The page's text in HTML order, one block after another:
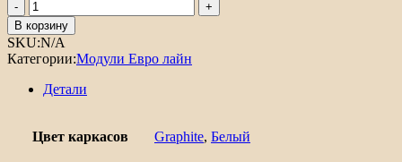
Количество
товара
Шкаф
верхний
с
1-
Евро
Лайн
В корзину
SKU:N/A
Категории:Модули Евро лайн
Детали
Цвет каркасов Graphite, Белый